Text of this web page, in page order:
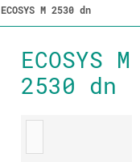
ECOSYS M 2530 dn
ECOSYS M
2530 dn